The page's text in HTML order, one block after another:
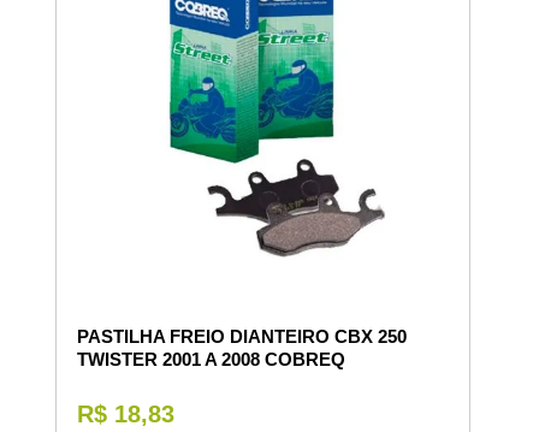
PASTILHA FREIO DIANTEIRO CBX 250
TWISTER 2001 A 2008 COBREQ
R$ 18,83